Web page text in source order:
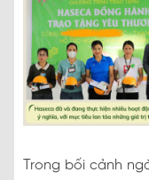
Trong bối cảnh